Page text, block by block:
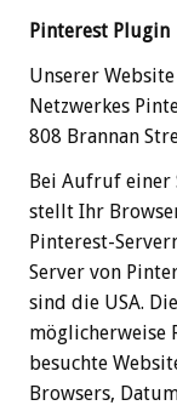
Pinterest Plugin
Unserer
Netzwerkes
808 Brannan
Bei Aufruf einer
stellt Ihr
Pinterest-
Server von
sind die USA.
möglicherweise
besuchte
Browsers,